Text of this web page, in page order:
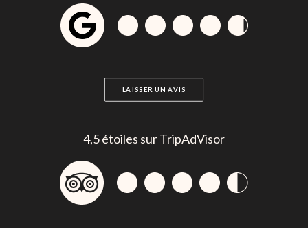
LAISSER UN AVIS
4,5 étoiles sur TripAdVisor